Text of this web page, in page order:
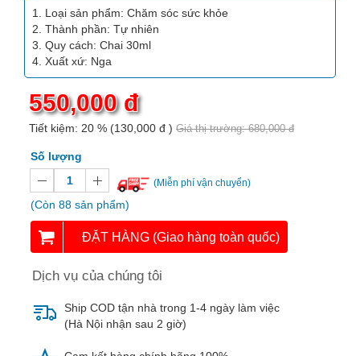
Khoáng
chất
Thuốc
giảm
cân
Thuốc
cân
Não,
Thần
mạch
Gan,
Thận,
Loại sản phẩm: Chăm sóc sức khỏe
Thành phần: Tự nhiên
Quy cách: Chai 30ml
Xuất xứ: Nga
550,000 đ
Tiết kiệm: 20 % (130,000 đ ) Giá thị trường: 680,000 đ
Số lượng
(Miễn phí vận chuyển)
(Còn 88 sản phẩm)
ĐẶT HÀNG (Giao hàng toàn quốc)
Dịch vụ của chúng tôi
Ship COD tận nhà trong 1-4 ngày làm việc
(Hà Nội nhận sau 2 giờ)